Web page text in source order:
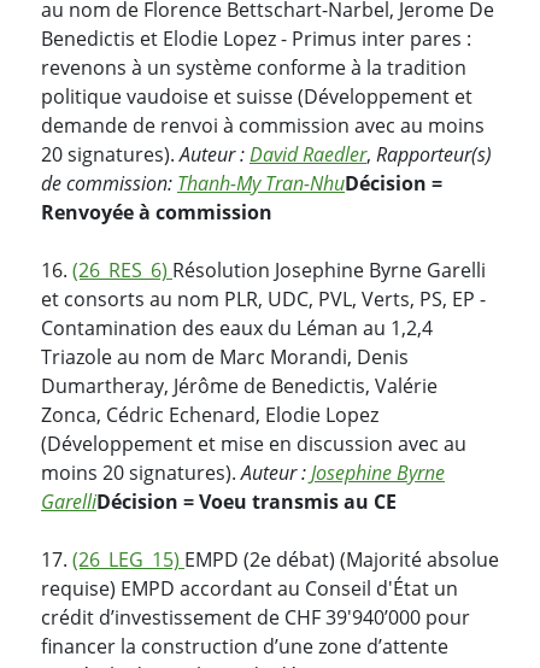
au nom de Florence Bettschart-Narbel, Jerome De
Benedictis et Elodie Lopez - Primus inter pares :
revenons à un système conforme à la tradition
politique vaudoise et suisse (Développement et
demande de renvoi à commission avec au moins
20 signatures).Auteur :David Raedler, Rapporteur(s)
de commission: Thanh-My Tran-NhuDécision =
Renvoyée à commission
16. (26_RES_6) Résolution Josephine Byrne Garelli
et consorts au nom PLR, UDC, PVL, Verts, PS, EP -
Contamination des eaux du Léman au 1,2,4
Triazole au nom de Marc Morandi, Denis
Dumartheray, Jérôme de Benedictis, Valérie
Zonca, Cédric Echenard, Elodie Lopez
(Développement et mise en discussion avec au
moins 20 signatures).Auteur :Josephine Byrne
GarelliDécision = Voeu transmis au CE
17. (26_LEG_15) EMPD (2e débat) (Majorité absolue
requise) EMPD accordant au Conseil d'État un
crédit d’investissement de CHF 39'940’000 pour
financer la construction d’une zone d’attente